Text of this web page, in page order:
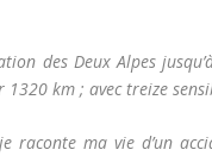
des Deux Alpes
km ; avec treize
raconte ma vie d’un